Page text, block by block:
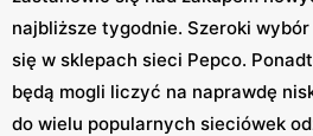
najbliższe tygodnie. Szeroki
się w sklepach sieci Pepco.
będą mogli liczyć na naprawdę
do wielu popularnych sieciówek